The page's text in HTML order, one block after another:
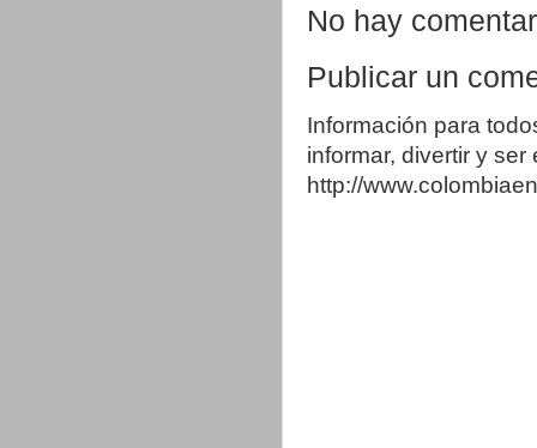
No hay
Publicar un
Información para
informar, divertir y
http://